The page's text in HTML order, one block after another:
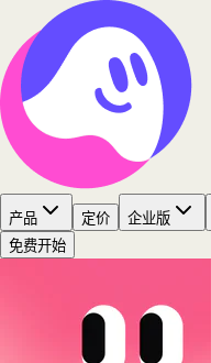
产品 定价 企业版
免费开始